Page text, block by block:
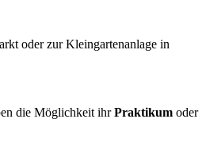
oder zur Kleingartenanlage in
die Möglichkeit ihrPraktikum oder